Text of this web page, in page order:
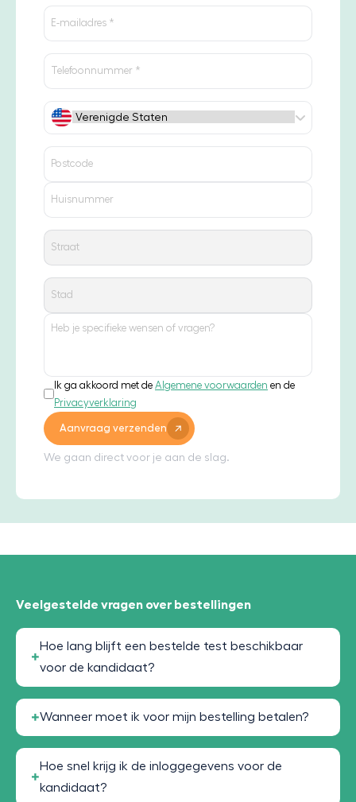
Ik ga akkoord met de Algemene voorwaarden en de
Privacyverklaring
Aanvraag verzenden
We gaan direct voor je aan de slag.
Veelgestelde vragen over bestellingen
Hoe lang blijft een bestelde test beschikbaar
voor de kandidaat?
Wanneer moet ik voor mijn bestelling betalen?
Hoe snel krijg ik de inloggegevens voor de
kandidaat?